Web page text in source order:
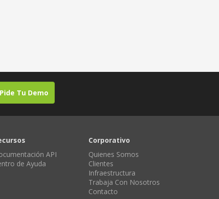
Pide Tu Demo
API
de Ayuda
Corporativo
Quienes Somos
Clientes
Infraestructura
Trabaja Con Nosotros
Contacto